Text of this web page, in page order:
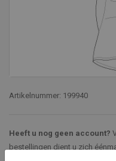
Artikelnummer: 199940
Heeft u nog geen account?
bestellingen dient u zich